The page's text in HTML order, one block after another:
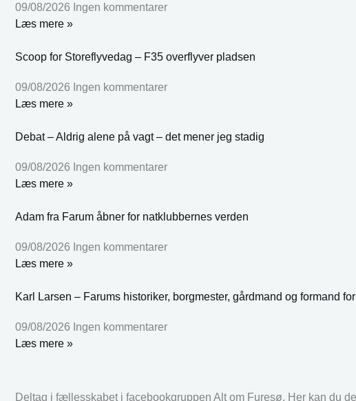
09/08/2026 Ingen kommentarer
Læs mere »
Scoop for Storeflyvedag – F35 overflyver pladsen
09/08/2026 Ingen kommentarer
Læs mere »
Debat – Aldrig alene på vagt – det mener jeg stadig
09/08/2026 Ingen kommentarer
Læs mere »
Adam fra Farum åbner for natklubbernes verden
09/08/2026 Ingen kommentarer
Læs mere »
Karl Larsen – Farums historiker, borgmester, gårdmand og formand
09/08/2026 Ingen kommentarer
Læs mere »
Deltag i fællesskabet i facebookgruppen Alt om Furesø. Her kan du